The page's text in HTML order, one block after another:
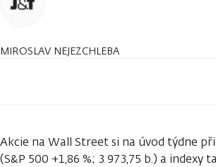
MIROSLAV NEJEZCHLEBA
Akcie na Wall Street si na úvod týdne
(S&P 500 +1,86 %; 3 973,75 b.) a indexy